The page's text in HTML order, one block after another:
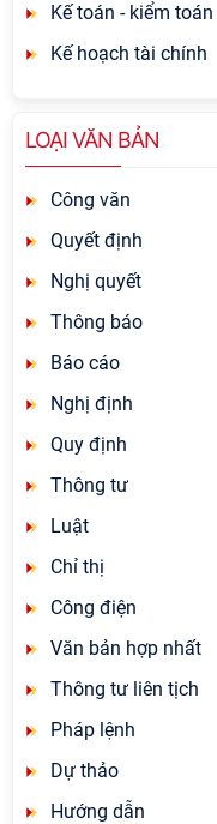
Kế toán - kiểm toán
Kế hoạch tài chính
LOẠI VĂN BẢN
Công văn
Quyết định
Nghị quyết
Thông báo
Báo cáo
Nghị định
Quy định
Thông tư
Luật
Chỉ thị
Công điện
Văn bản hợp nhất
Thông tư liên tịch
Pháp lệnh
Dự thảo
Hướng dẫn